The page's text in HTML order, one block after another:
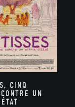
CINQ
UN